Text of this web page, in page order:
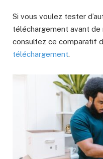
Si vous voulez tester
téléchargement avant de
consultez ce comparatif
téléchargement.